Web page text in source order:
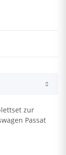
zur
Passat